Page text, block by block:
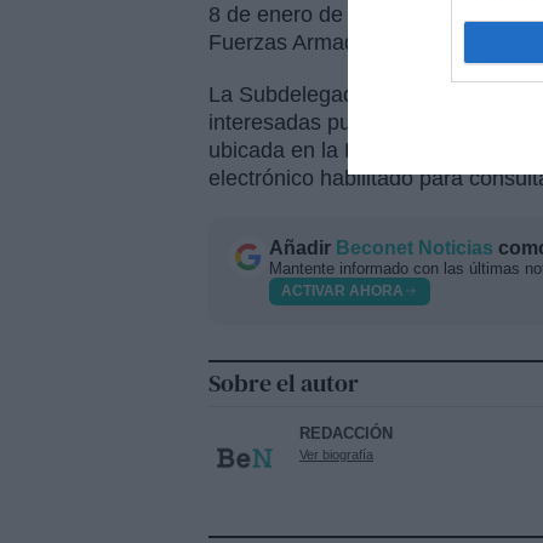
8 de enero de 2026. En el primer
Fuerzas Armadas 180 aspirantes
La Subdelegación de Defensa en
interesadas pueden obtener
ubicada en la Plaza Ramón y
electrónico habilitado para
Añadir Beconet Noticias
Mantente informado con las últimas
ACTIVAR AHORA
Sobre el autor
REDACCIÓN
Ver biografía